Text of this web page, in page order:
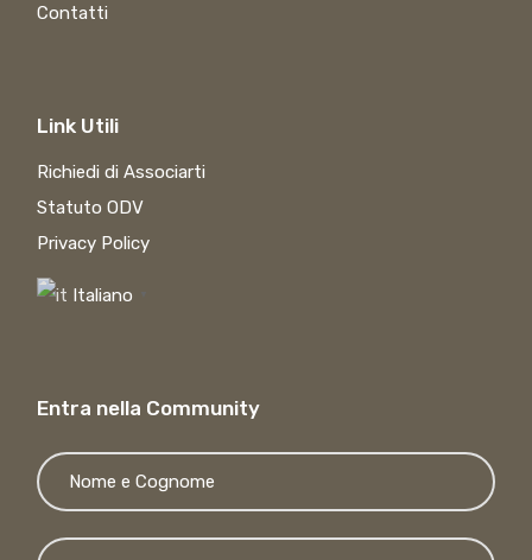
Contatti
Link Utili
Richiedi di Associarti
Statuto ODV
Privacy Policy
Italiano
Entra nella Community
Si